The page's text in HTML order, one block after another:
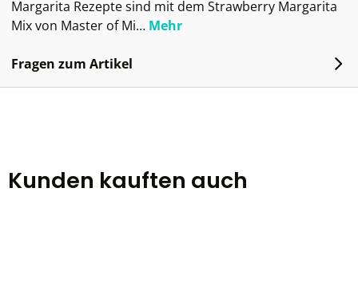
Margarita Rezepte sind mit dem Strawberry Margarita
Mix von Master of Mi… Mehr
Fragen zum Artikel
Kunden kauften auch